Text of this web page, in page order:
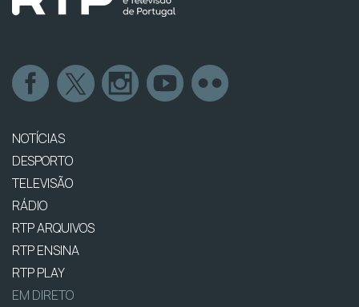
NOTÍCIAS
DESPORTO
TELEVISÃO
RÁDIO
RTP ARQUIVOS
RTP ENSINA
RTP PLAY
EM DIRETO